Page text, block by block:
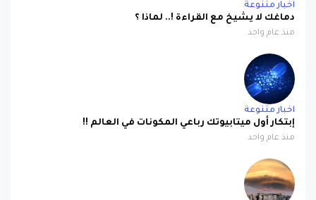
اخبار متنوعة
دماغك لا يشيخ مع القراءة !.. لماذا ؟
منذ عام واحد
اخبار متنوعة
إبتكار أول ميتابيوتك رباعي المكونات في العالم !!
منذ عام واحد